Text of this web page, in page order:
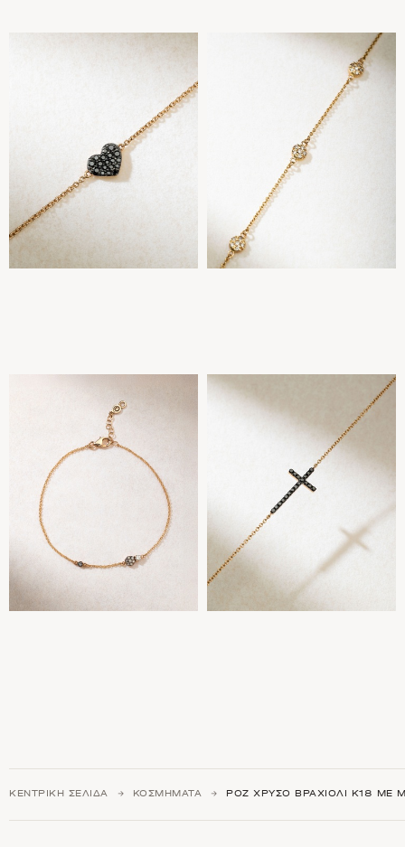
ΚΕΝΤΡΙΚΉ ΣΕΛΊΔΑ ΚΟΣΜΉΜΑΤΑ ΡΟΖ ΧΡΥΣΌ ΒΡΑΧΙΌΛΙ Κ18 ΜΕ